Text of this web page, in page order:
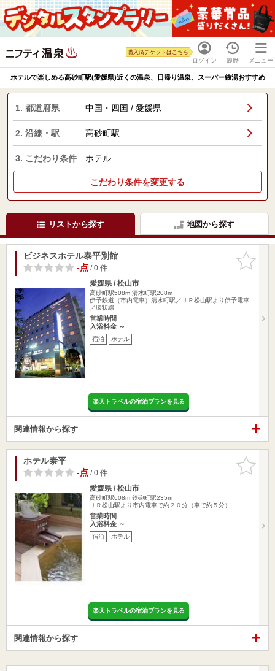
ログイン
購入済チケットはこちら
履歴 メニュー
ホテルで楽しめる高砂町駅(愛媛県)近くの温泉、日帰り温泉、スーパー銭湯おすすめ
1. 都道府県 中国・四国 / 愛媛県
2. 沿線・駅 高砂町駅
3. こだわり条件 ホテル
こだわり条件を変更する
リストから探す 地図から探す
お気に入
りに追加
ビジネスホテル泰平別館
-点/ 0 件
愛媛県 / 松山市
高砂町駅508m 清水町駅208m
伊予鉄道（市内電車）清水町駅／ＪＲ松山駅より伊予電車
／環状線
営業時間
入浴料金 ～
宿泊 ホテル
楽天トラベルの宿泊プランを見る
関連情報から探す
お気に入
りに追加
ホテル泰平
-点/ 0 件
愛媛県 / 松山市
高砂町駅608m 鉄砲町駅235m
ＪＲ松山駅より市内電車で約２０分（車で約５分）
営業時間
入浴料金 ～
宿泊 ホテル
楽天トラベルの宿泊プランを見る
関連情報から探す